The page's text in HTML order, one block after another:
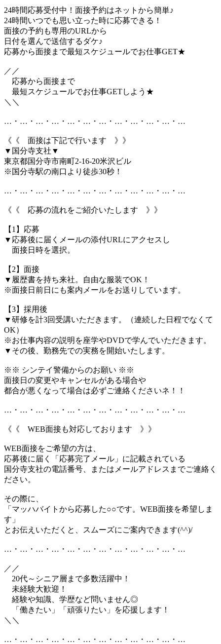
24時間応募受付中！面接予約はネットから簡単♪
24時間いつでも思い立った時に応募できる！
面接の予約も専用のURLから
日付を選んで送信するダケ♪
応募から面接まで最短スケジュールでお仕事GET★
／／
応募から面接まで
最短スケジュールでお仕事GETしよう★
＼＼
…・…・…・…・…・…・…・…・…・…・…・…
《《 面接は下記で行います 》》
▼国分寺支社▼
東京都国分寺市南町2-16-20米沢ビル
※国分寺駅の南口より徒歩30秒！
…・…・…・…・…・…・…・…・…・…・…・…
《《 応募の流れをご紹介いたします 》》
【1】応募
▼応募後に届くメールの添付URLにアクセスし
面接日時を選択。
【2】面接
▼履歴書を持ち来社。自由な服装でOK！
※面接日前日にも案内メールをお送りしています。
【3】採用後
▼研修を計3回受講いただきます。（連続した日程でなくて
OK）
※お仕事内容の説明を座学やDVDで学んでいただきます。
▼その後、勤務先での実務を開始いたします。
※※ シンテイ警備からのお願い ※※
面接日の変更やキャンセルがある場合や
都合が悪くなって場合は必ずご連絡くださいネ！！
…・…・…・…・…・…・…・…・…・…・…・…
《《 WEB面接も対応しております 》》
WEB面接をご希望の方は、
応募後に届く「応募完了メール」に記載されている
国分寺支社の電話番号、またはメールアドレスまでご連絡く
ださい。
その際に、
「マッハバイトから応募した○○です。WEB面接を希望しま
す」
とお伝えいただくと、スムーズにご案内できます(^^)/
…・…・…・…・…・…・…・…・…・…・…・…
／／
20代～シニア層まで多数活躍中！
未経験大歓迎！
経験や知識、学歴など問いません◎
「働きたい」「頑張りたい」を応援します！
＼＼
…・…・…・…・…・…・…・…・…・…・…・…